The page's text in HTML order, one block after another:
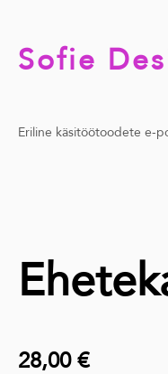
Sofie
Eriline käsitöötoodete e-
28,00 €